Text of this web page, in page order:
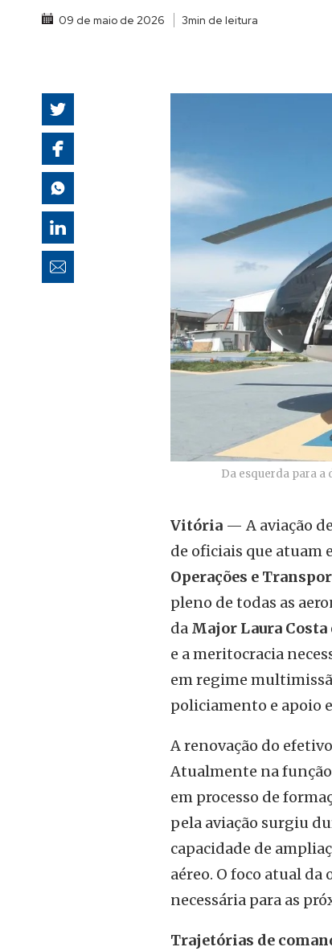
09 de maio de 2026 3min de leitura
Da esquerda para
Vitória — A aviação
de oficiais que atuam
Operações e
pleno de todas as
da Major Laura Costa
e a meritocracia
em regime
policiamento e apoio
A renovação do
Atualmente na função
em processo de
pela aviação surgiu
capacidade de
aéreo. O foco atual
necessária para as
Trajetórias de